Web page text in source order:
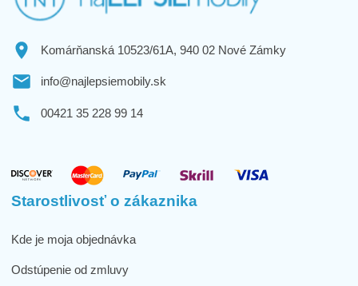
Komárňanská 10523/61A, 940 02 Nové Zámky
info@najlepsiemobily.sk
00421 35 228 99 14
Starostlivosť o zákaznika
Kde je moja objednávka
Odstúpenie od zmluvy